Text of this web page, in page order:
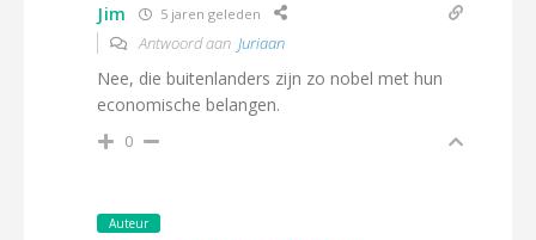
Jim 5 jaren geleden
Antwoord aan Juriaan
Nee, die buitenlanders zijn zo nobel met hun
economische belangen.
0
Auteur